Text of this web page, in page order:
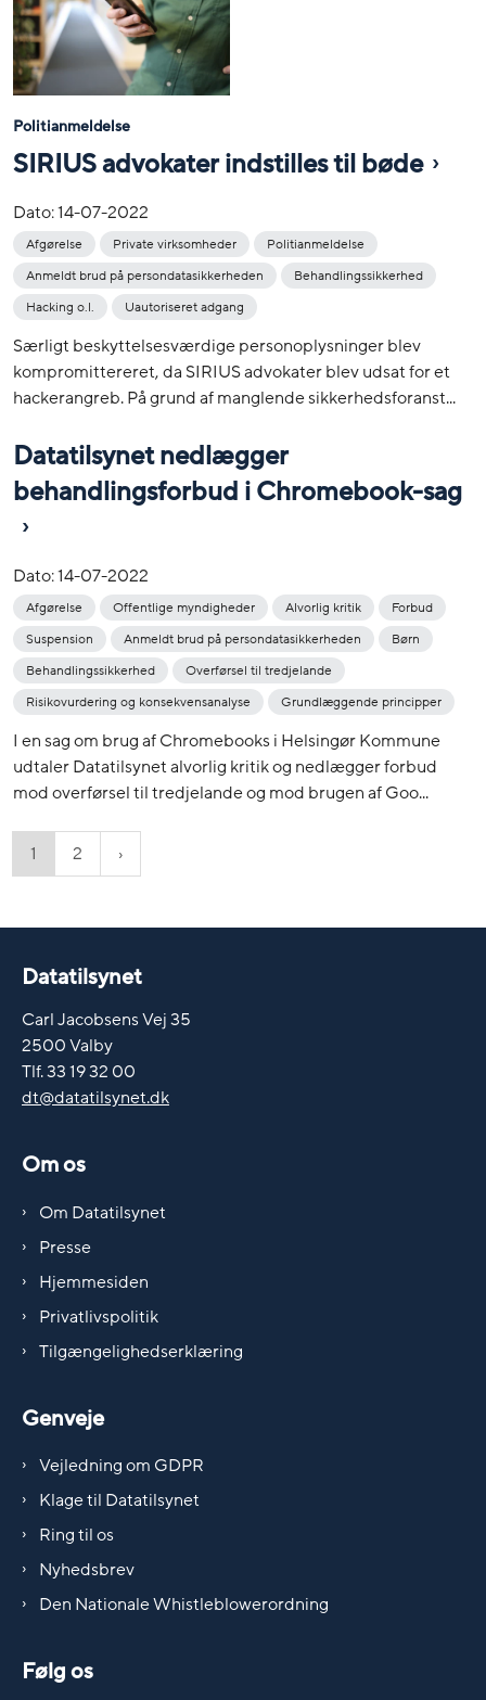
Politianmeldelse
SIRIUS advokater indstilles til bøde
Dato:14-07-2022
Afgørelse Private virksomheder
Politianmeldelse
Anmeldt brud på persondatasikkerheden
Behandlingssikkerhed
Hacking o.l.
Uautoriseret adgang
Særligt beskyttelsesværdige personoplysninger blev
kompromittereret, da SIRIUS advokater blev udsat for et
hackerangreb. På grund af manglende sikkerhedsforanst...
Datatilsynet nedlægger
behandlingsforbud i Chromebook-sag
Dato:14-07-2022
Afgørelse Offentlige myndigheder Alvorlig kritik
Forbud
Suspension
Anmeldt brud på persondatasikkerheden
Børn
Behandlingssikkerhed
Overførsel til tredjelande
Risikovurdering og konsekvensanalyse
Grundlæggende principper
I en sag om brug af Chromebooks i Helsingør Kommune
udtaler Datatilsynet alvorlig kritik og nedlægger forbud
mod overførsel til tredjelande og mod brugen af Goo...
1 2
Datatilsynet
Carl Jacobsens Vej 35
2500 Valby
Tlf. 33 19 32 00
dt@datatilsynet.dk
Om os
Om Datatilsynet
Presse
Hjemmesiden
Privatlivspolitik
Tilgængelighedserklæring
Genveje
Vejledning om GDPR
Klage til Datatilsynet
Ring til os
Nyhedsbrev
Den Nationale Whistleblowerordning
Følg os